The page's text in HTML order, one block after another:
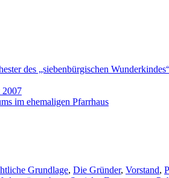
des „siebenbürgischen
2007
im ehemaligen Pfarrhaus
Grundlage, Die Gründer, Vorstand,